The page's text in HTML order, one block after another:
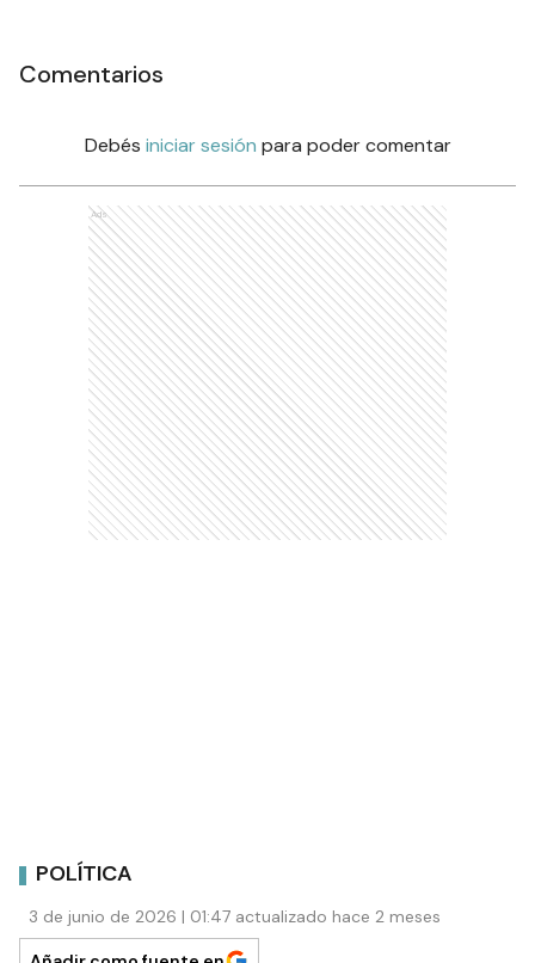
Comentarios
Debés iniciar sesión para poder comentar
Ads
POLÍTICA
3 de junio de 2026 | 01:47 actualizado hace 2 meses